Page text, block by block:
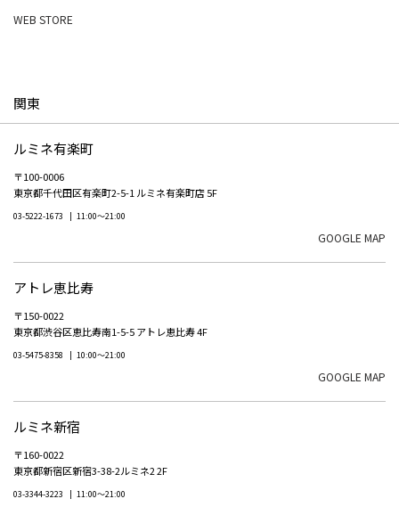
WEB STORE
関東
ルミネ有楽町
〒100-0006
東京都千代田区有楽町2-5-1 ルミネ有楽町店 5F
03-5222-1673 11:00～21:00
GOOGLE MAP
アトレ恵比寿
〒150-0022
東京都渋谷区恵比寿南1-5-5 アトレ恵比寿 4F
03-5475-8358 10:00～21:00
GOOGLE MAP
ルミネ新宿
〒160-0022
東京都新宿区新宿3-38-2ルミネ2 2F
03-3344-3223 11:00～21:00